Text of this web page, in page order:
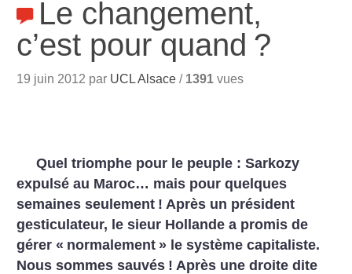
Le changement,
c’est pour quand ?
19 juin 2012 par UCL Alsace / 1391 vues
Quel triomphe pour le peuple : Sarkozy
expulsé au Maroc… mais pour quelques
semaines seulement ! Après un président
gesticulateur, le sieur Hollande a promis de
gérer « normalement » le système capitaliste.
Nous sommes sauvés ! Après une droite dite